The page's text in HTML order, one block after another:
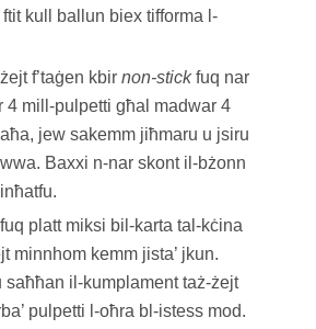
ftit kull ballun biex tifforma l-
f’taġen kbirnon-stickfuq nar
4 mill-pulpetti għal madwar 4
jew sakemm jiħmaru u jsiru
Baxxi n-nar skont il-bżonn
platt miksi bil-karta tal-kċina
minnhom kemm jista’ jkun.
saħħan il-kumplament taż-żejt
pulpetti l-oħra bl-istess mod.